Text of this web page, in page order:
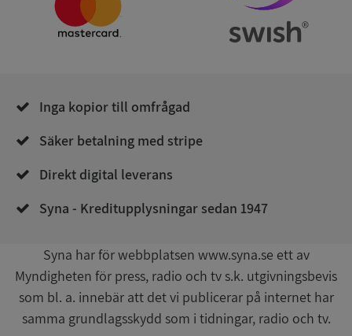
Inga kopior till omfrågad
Säker betalning med stripe
Direkt digital leverans
Syna - Kreditupplysningar sedan 1947
Syna har för webbplatsen www.syna.se ett av
Myndigheten för press, radio och tv s.k. utgivningsbevis
som bl. a. innebär att det vi publicerar på internet har
samma grundlagsskydd som i tidningar, radio och tv.
Inriktning
kärnwebbplatsfunktioner som användarinloggning
och kontohantering. Webbplatsen kan inte
Namn
__RequestVerificationToken
Microsoft
Corporation